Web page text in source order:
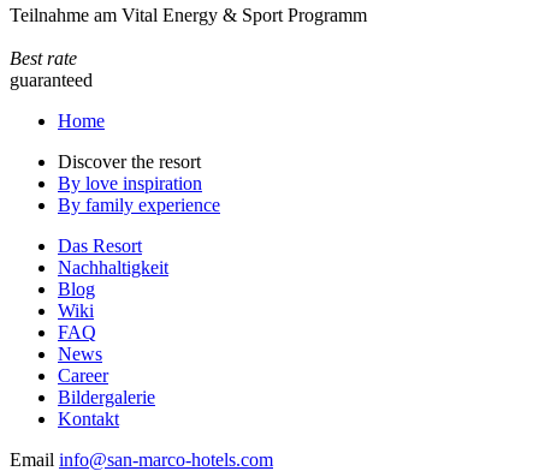
Teilnahme am Vital Energy & Sport Programm
Best rate
guaranteed
Home
Discover the resort
By love inspiration
By family experience
Das Resort
Nachhaltigkeit
Blog
Wiki
FAQ
News
Career
Bildergalerie
Kontakt
Email info@san-marco-hotels.com